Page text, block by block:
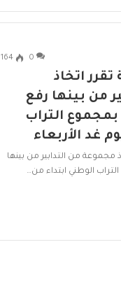
0
164
تقرر اتخاذ
من بينها رفع
بمجموع التراب
غد الأربعاء
اتخاذ مجموعة من التدابير من بينها
الوطني ابتداء من…